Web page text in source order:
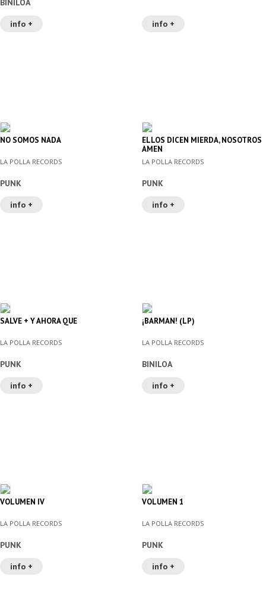
BINILOA
info +
info +
NO SOMOS NADA
LA POLLA RECORDS
PUNK
info +
ELLOS DICEN MIERDA, NOSOTROS
AMEN
LA POLLA RECORDS
PUNK
info +
SALVE + Y AHORA QUE
LA POLLA RECORDS
PUNK
info +
¡BARMAN! (LP)
LA POLLA RECORDS
BINILOA
info +
VOLUMEN IV
LA POLLA RECORDS
PUNK
info +
VOLUMEN 1
LA POLLA RECORDS
PUNK
info +